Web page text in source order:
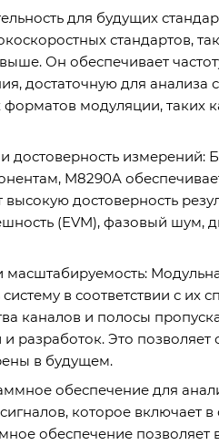
для будущих
стандартов,
Он обеспечивает
достаточную для
модуляции, таких
достоверность измерений:
M8290A
высокую достоверность
(EVM), фазовый шум,
масштабируемость:
систему в соответствии с
каналов и полосы
разработок. Это
в будущем.
обеспечение для
которое включает
обеспечение